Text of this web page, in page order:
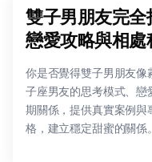
雙子男朋友完
戀愛攻略與相處
你是否覺得雙子男朋友像
子座男友的思考模式、
期關係，提供真實案例與
格，建立穩定甜蜜的關係。